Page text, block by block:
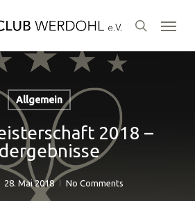
search
Menu
Allgemein
2018 –
28. Mai 2018 No Comments